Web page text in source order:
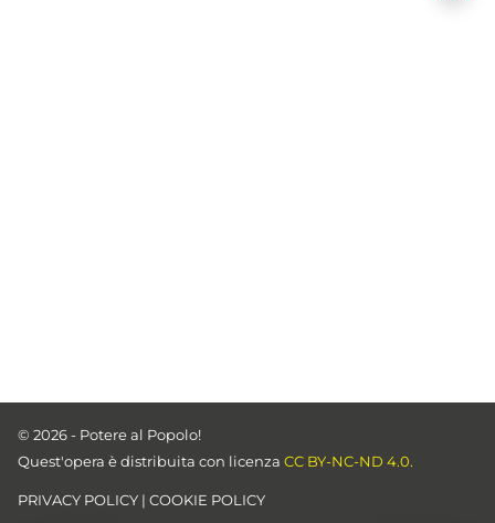
© 2026 - Potere al Popolo!
Quest'opera è distribuita con licenza CC BY-NC-ND 4.0.
PRIVACY POLICY | COOKIE POLICY